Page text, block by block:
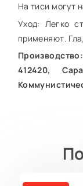
На тиси могут
Уход: Легко
применяют.
412420,